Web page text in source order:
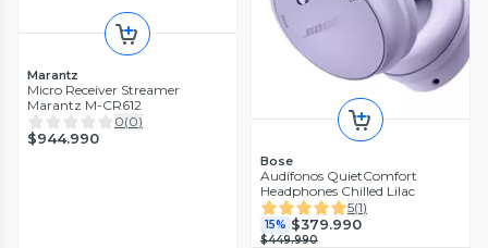
Marantz
Micro Receiver Streamer
Marantz M-CR612
0(0)
$944.990
Bose
Audífonos QuietComfort
Headphones Chilled Lilac
5(1)
15% $379.990
$449.990